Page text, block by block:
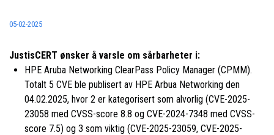
05-02-2025
JustisCERT ønsker å varsle om sårbarheter i:
HPE Aruba Networking ClearPass Policy Manager (CPMM).
Totalt 5 CVE ble publisert av HPE Arbua Networking den
04.02.2025, hvor 2 er kategorisert som alvorlig (CVE-2025-
23058 med CVSS-score 8.8 og CVE-2024-7348 med CVSS-
score 7.5) og 3 som viktig (CVE-2025-23059, CVE-2025-